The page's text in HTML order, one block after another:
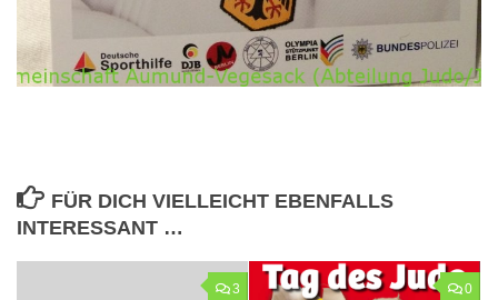
FÜR DICH VIELLEICHT EBENFALLS
INTERESSANT …
3 0